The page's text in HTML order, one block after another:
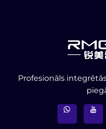
Profesionāls